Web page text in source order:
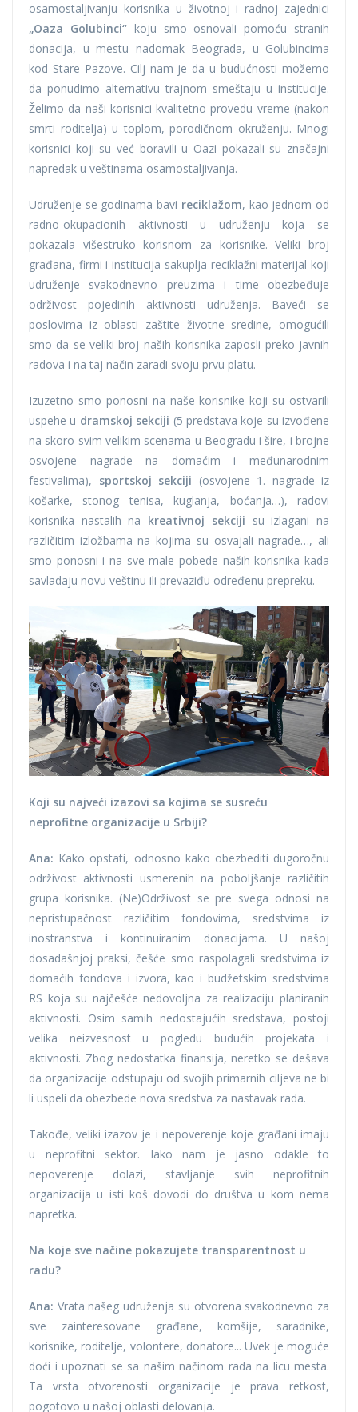
osamostaljivanju korisnika u životnoj i radnoj zajednici
„Oaza Golubinci“koju smo osnovali pomoću stranih
donacija, u mestu nadomak Beograda, u Golubincima
kod Stare Pazove. Cilj nam je da u budućnosti možemo
da ponudimo alternativu trajnom smeštaju u institucije.
Želimo da naši korisnici kvalitetno provedu vreme (nakon
smrti roditelja) u toplom, porodičnom okruženju. Mnogi
korisnici koji su već boravili u Oazi pokazali su značajni
napredak u veštinama osamostaljivanja.
Udruženje se godinama bavi reciklažom, kao jednom od
radno-okupacionih aktivnosti u udruženju koja se
pokazala višestruko korisnom za korisnike. Veliki broj
građana, firmi i institucija sakuplja reciklažni materijal koji
udruženje svakodnevno preuzima i time obezbeđuje
održivost pojedinih aktivnosti udruženja. Baveći se
poslovima iz oblasti zaštite životne sredine, omogućili
smo da se veliki broj naših korisnika zaposli preko javnih
radova i na taj način zaradi svoju prvu platu.
Izuzetno smo ponosni na naše korisnike koji su ostvarili
uspehe u dramskoj sekciji (5 predstava koje su izvođene
na skoro svim velikim scenama u Beogradu i šire, i brojne
osvojene nagrade na domaćim i međunarodnim
festivalima), sportskoj sekciji (osvojene 1. nagrade iz
košarke, stonog tenisa, kuglanja, boćanja…), radovi
korisnika nastalih na kreativnoj sekciji su izlagani na
različitim izložbama na kojima su osvajali nagrade…, ali
smo ponosni i na sve male pobede naših korisnika kada
savladaju novu veštinu ili prevaziđu određenu prepreku.
Koji su najveći izazovi sa kojima se susreću
neprofitne organizacije u Srbiji?
Ana: Kako opstati, odnosno kako obezbediti dugoročnu
održivost aktivnosti usmerenih na poboljšanje različitih
grupa korisnika. (Ne)Održivost se pre svega odnosi na
nepristupačnost različitim fondovima, sredstvima iz
inostranstva i kontinuiranim donacijama. U našoj
dosadašnjoj praksi, češće smo raspolagali sredstvima iz
domaćih fondova i izvora, kao i budžetskim sredstvima
RS koja su najčešće nedovoljna za realizaciju planiranih
aktivnosti. Osim samih nedostajućih sredstava, postoji
velika neizvesnost u pogledu budućih projekata i
aktivnosti. Zbog nedostatka finansija, neretko se dešava
da organizacije odstupaju od svojih primarnih ciljeva ne bi
li uspeli da obezbede nova sredstva za nastavak rada.
Takođe, veliki izazov je i nepoverenje koje građani imaju
u neprofitni sektor. Iako nam je jasno odakle to
nepoverenje dolazi, stavljanje svih neprofitnih
organizacija u isti koš dovodi do društva u kom nema
napretka.
Na koje sve načine pokazujete transparentnost u
radu?
Ana: Vrata našeg udruženja su otvorena svakodnevno za
sve zainteresovane građane, komšije, saradnike,
korisnike, roditelje, volontere, donatore... Uvek je moguće
doći i upoznati se sa našim načinom rada na licu mesta.
Ta vrsta otvorenosti organizacije je prava retkost,
pogotovo u našoj oblasti delovanja.